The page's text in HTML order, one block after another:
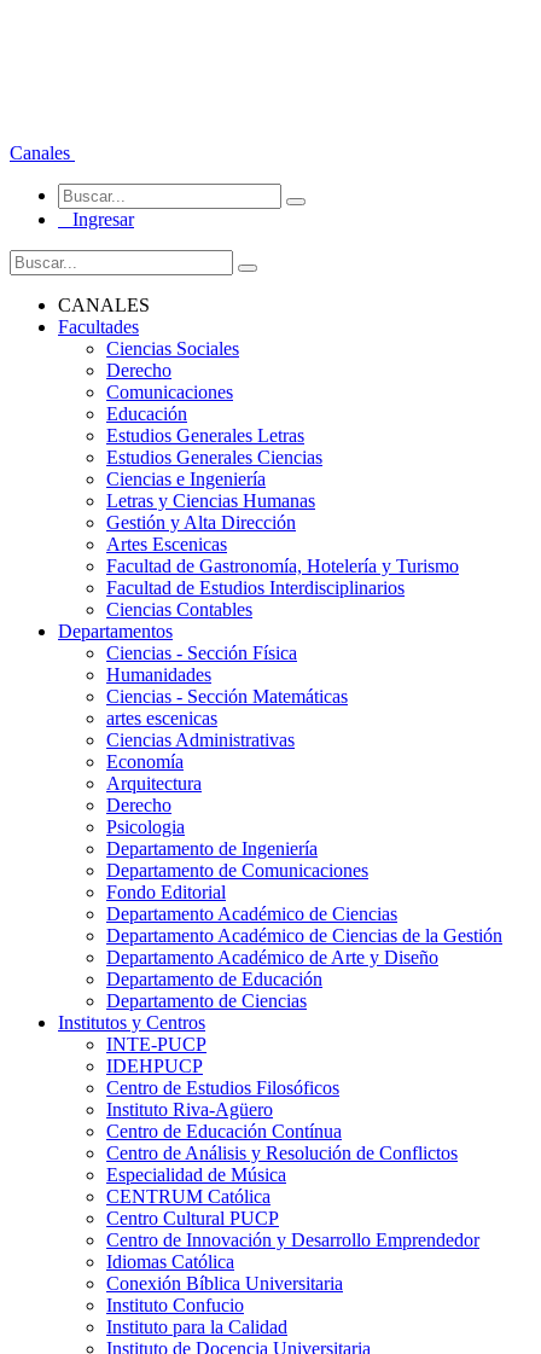
Canales
Ingresar
CANALES
Facultades
Ciencias Sociales
Derecho
Comunicaciones
Educación
Estudios Generales Letras
Estudios Generales Ciencias
Ciencias e Ingeniería
Letras y Ciencias Humanas
Gestión y Alta Dirección
Artes Escenicas
Facultad de Gastronomía, Hotelería y Turismo
Facultad de Estudios Interdisciplinarios
Ciencias Contables
Departamentos
Ciencias - Sección Física
Humanidades
Ciencias - Sección Matemáticas
artes escenicas
Ciencias Administrativas
Economía
Arquitectura
Derecho
Psicologia
Departamento de Ingeniería
Departamento de Comunicaciones
Fondo Editorial
Departamento Académico de Ciencias
Departamento Académico de Ciencias de la Gestión
Departamento Académico de Arte y Diseño
Departamento de Educación
Departamento de Ciencias
Institutos y Centros
INTE-PUCP
IDEHPUCP
Centro de Estudios Filosóficos
Instituto Riva-Agüero
Centro de Educación Contínua
Centro de Análisis y Resolución de Conflictos
Especialidad de Música
CENTRUM Católica
Centro Cultural PUCP
Centro de Innovación y Desarrollo Emprendedor
Idiomas Católica
Conexión Bíblica Universitaria
Instituto Confucio
Instituto para la Calidad
Instituto de Docencia Universitaria